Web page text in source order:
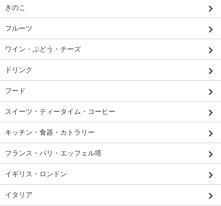
きのこ
フルーツ
ワイン・ぶどう・チーズ
ドリンク
フード
スイーツ・ティータイム・コーヒー
キッチン・食器・カトラリー
フランス・パリ・エッフェル塔
イギリス・ロンドン
イタリア